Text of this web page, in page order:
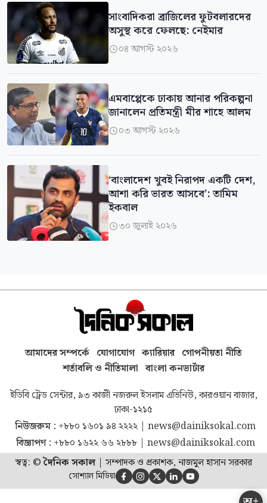
সাংবাদিকরা ব্রাজিলের ফুটবলারদের
অসুস্থ করে ফেলছে: নেইমার
০৪ আগস্ট ২০২৬
এমবাপ্পেকে ঢাকায় আনার পরিকল্পনা
জানালেন প্রতিমন্ত্রী মীর শাহে আলম
০৩ আগস্ট ২০২৬
‘বাংলাদেশ খুবই নিরাপদ একটি দেশ,
আশা করি ভারত আসবে’: তামিম
ইকবাল
৩০ জুলাই ২০২৬
আমাদের সম্পর্কে যোগাযোগ ক্যারিয়ার গোপনীয়তা নীতি
শর্তাবলি ও নীতিমালা বাংলা কনভার্টার
ইডিবি ট্রেড সেন্টার, ৯৩ কাজী নজরুল ইসলাম এভিনিউ, কারওয়ান বাজার,
ঢাকা-১২১৫
নিউজরুম : +৮৮০ ১৬০১ ৯৪ ২২২২| news@dainiksokal.com
বিজ্ঞাপণ : +৮৮০ ১৬২২ ৬৬ ২৮৮৮| news@dainiksokal.com
স্বত্ব: ©দৈনিক সকাল| সম্পাদক ও প্রকাশক, নাজমুল হাসান সরকার
সোশ্যাল মিডিয়া     